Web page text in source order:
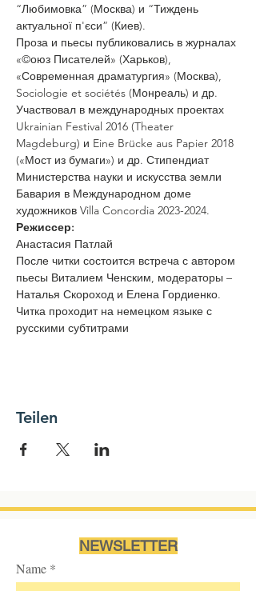
“Любимовка” (Москва) и “Тиждень
актуальної п'єси” (Киев).
Проза и пьесы публиковались в журналах
«©оюз Писателей» (Харьков),
«Современная драматургия» (Москва),
Sociologie et sociétés (Монреаль) и др.
Участвовал в международных проектах
Ukrainian Festival 2016 (Theater
Magdeburg) и Eine Brücke aus Papier 2018
(«Мост из бумаги») и др. Стипендиат
Министерства науки и искусства земли
Бавария в Международном доме
художников Villa Concordia 2023-2024.
Режиссер:
Анастасия Патлай
После читки состоится встреча с автором
пьесы Виталием Ченским, модераторы –
Наталья Скороход и Елена Гордиенко.
Читка проходит на немецком языке с
русскими субтитрами
Teilen
NEWSLETTER
Name